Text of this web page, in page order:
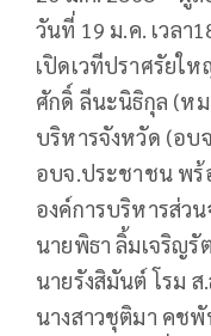
วันที่ 19 ม.ค. เวลา
เปิดเวทีปราศรัยใ
ศักดิ์ ลีนะนิธิกุล (ห
บริหารจังหวัด (อบ
อบจ.ประชาชน พร้
องค์การบริหารส่ว
นายพิธา ลิ้มเจริญ
นายรังสิมันต์ โรม
นางสาวชุติมา คช